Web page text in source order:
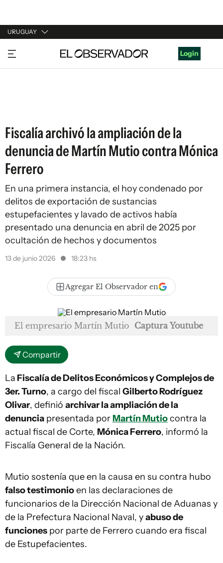
URUGUAY
URUGUAY
ARGENTINA
Login
Fiscalía archivó la ampliación de la
denuncia de Martín Mutio contra Mónica
Ferrero
En una primera instancia, el hoy condenado por
delitos de exportación de sustancias
estupefacientes y lavado de activos había
presentado una denuncia en abril de 2025 por
ocultación de hechos y documentos
13 de junio 2026 18:23 hs
Agregar El Observador en
El empresario Martín Mutio Captura Youtube
Compartir
La Fiscalía de Delitos Económicos y Complejos de
3er. Turno, a cargo del fiscal Gilberto Rodríguez
Olivar, definió archivar la ampliación de la
denuncia presentada porMartín Mutiocontra la
actual fiscal de Corte, Mónica Ferrero, informó la
Fiscalía General de la Nación.
Mutio sostenía que en la causa en su contra hubo
falso testimonioen las declaraciones de
funcionarios de la Dirección Nacional de Aduanas y
de la Prefectura Nacional Naval, yabuso de
funciones por parte de Ferrero cuando era fiscal
de Estupefacientes.